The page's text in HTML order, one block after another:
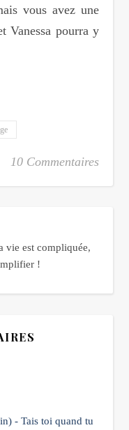
vous avez une
Vanessa pourra y
10 Commentaires
vie est compliquée,
!
- Tais toi quand tu